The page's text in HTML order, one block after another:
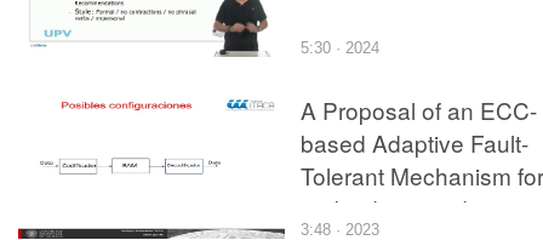
5:30 · 2024
A Proposal of an ECC-
based Adaptive Fault-
Tolerant Mechanism for
16-bit data words
3:48 · 2023